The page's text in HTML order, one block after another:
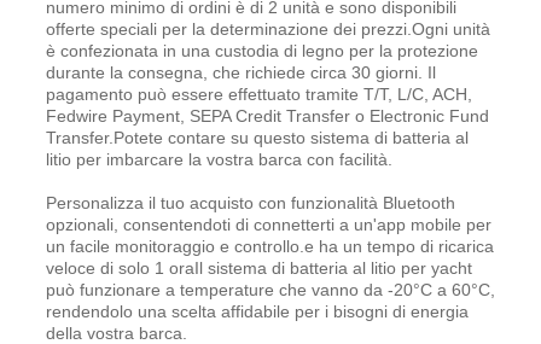
numero minimo di ordini è di 2 unità e sono disponibili
offerte speciali per la determinazione dei prezzi.Ogni unità
è confezionata in una custodia di legno per la protezione
durante la consegna, che richiede circa 30 giorni. Il
pagamento può essere effettuato tramite T/T, L/C, ACH,
Fedwire Payment, SEPA Credit Transfer o Electronic Fund
Transfer.Potete contare su questo sistema di batteria al
litio per imbarcare la vostra barca con facilità.
Personalizza il tuo acquisto con funzionalità Bluetooth
opzionali, consentendoti di connetterti a un'app mobile per
un facile monitoraggio e controllo.e ha un tempo di ricarica
veloce di solo 1 oraIl sistema di batteria al litio per yacht
può funzionare a temperature che vanno da -20°C a 60°C,
rendendolo una scelta affidabile per i bisogni di energia
della vostra barca.